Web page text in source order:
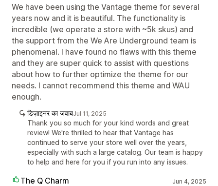
We have been using the Vantage theme for several
years now and it is beautiful. The functionality is
incredible (we operate a store with ~5k skus) and
the support from the We Are Underground team is
phenomenal. I have found no flaws with this theme
and they are super quick to assist with questions
about how to further optimize the theme for our
needs. I cannot recommend this theme and WAU
enough.
डिज़ाइनर का जवाबJul 11, 2025
Thank you so much for your kind words and great
review! We're thrilled to hear that Vantage has
continued to serve your store well over the years,
especially with such a large catalog. Our team is happy
to help and here for you if you run into any issues.
The Q Charm Jun 4, 2025